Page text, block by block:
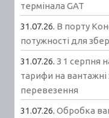
термінала GAT
31.07.26. В порту
потужності для
31.07.26. З 1 серпня
тарифи на вантажні
перевезення
31.07.26. Обробка